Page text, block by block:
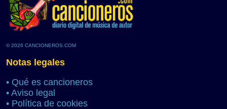
© 2026 CANCIONEROS.COM
Notas legales
• Qué es cancioneros
• Aviso legal
• Política de cookies